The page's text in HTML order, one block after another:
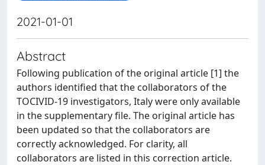
2021-01-01
Abstract
Following publication of the original article [1] the
authors identified that the collaborators of the
TOCIVID-19 investigators, Italy were only available
in the supplementary file. The original article has
been updated so that the collaborators are
correctly acknowledged. For clarity, all
collaborators are listed in this correction article.